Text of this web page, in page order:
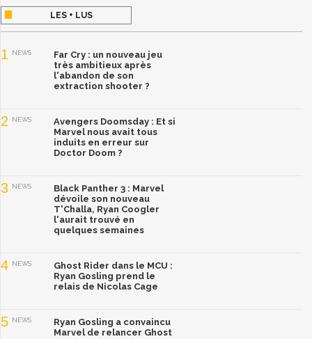
LES + LUS
1 NEWS
Far Cry : un nouveau jeu
très ambitieux après
l'abandon de son
extraction shooter ?
2 NEWS
Avengers Doomsday : Et si
Marvel nous avait tous
induits en erreur sur
Doctor Doom ?
3 NEWS
Black Panther 3 : Marvel
dévoile son nouveau
T'Challa, Ryan Coogler
l'aurait trouvé en
quelques semaines
4 NEWS
Ghost Rider dans le MCU :
Ryan Gosling prend le
relais de Nicolas Cage
5 NEWS
Ryan Gosling a convaincu
Marvel de relancer Ghost